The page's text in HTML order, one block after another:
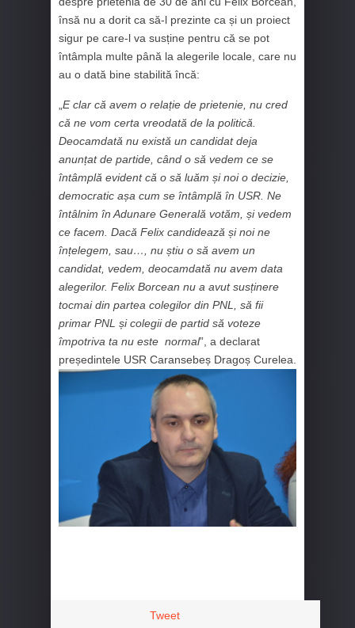
însă nu a dorit ca să-l prezinte ca și un proiect
sigur pe care-l va susține pentru că se pot
întâmpla multe până la alegerile locale, care nu
au o dată bine stabilită încă:
„E clar că avem o relație de prietenie, nu cred
că ne vom certa vreodată de la politică.
Deocamdată nu există un candidat deja
anunțat de partide, când o să vedem ce se
întâmplă evident că o să luăm și noi o decizie,
democratic așa cum se întâmplă în USR. Ne
întâlnim în Adunare Generală votăm, și vedem
ce facem. Dacă Felix candidează și noi ne
înțelegem, sau…, nu știu o să avem un
candidat, vedem, deocamdată nu avem data
alegerilor. Felix Borcean nu a avut susținere
tocmai din partea colegilor din PNL, să fii
primar PNL și colegii de partid să voteze
împotriva ta nu este normal”, a declarat
președintele USR Caransebeș Dragoș Curelea.
Tweet